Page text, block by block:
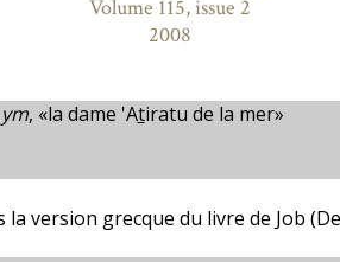
Volume 115, issue 2
2008
, «la dame 'Atiratu de la mer»
version grecque du livre de Job